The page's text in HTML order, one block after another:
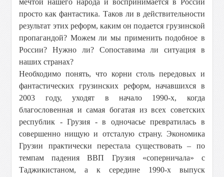
мечтой нашего народа и воспринимается в России
просто как фантастика. Таков ли в действительности
результат этих реформ, каким он подается грузинской
пропагандой? Можем ли мы применить подобное в
России? Нужно ли? Сопоставима ли ситуация в
наших странах?
Необходимо понять, что корни столь передовых и
фантастических грузинских реформ, начавшихся в
2003 году, уходят в начало 1990-х, когда
благословенная и самая богатая из всех советских
республик - Грузия - в одночасье превратилась в
совершенно нищую и отсталую страну. Экономика
Грузии практически перестала существовать – по
темпам падения ВВП Грузия «соперничала» с
Таджикистаном, а к середине 1990-х выпуск